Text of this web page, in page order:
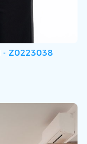
- Z0223038